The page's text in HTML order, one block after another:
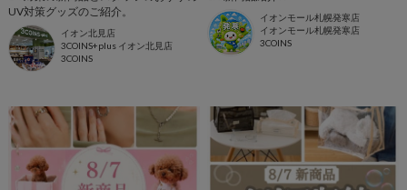
UV対策グッズのご紹介。
イオン北見店
3COINS+plus イオン北見店
3COINS
イオンモール札幌発寒店
イオンモール札幌発寒店
3COINS